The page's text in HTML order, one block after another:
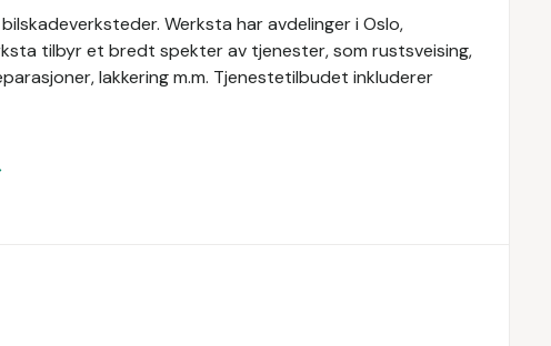
Werksta har avdelinger i Oslo,
tilbyr et bredt spekter av tjenester, som rustsveising,
lakkering m.m. Tjenestetilbudet inkluderer